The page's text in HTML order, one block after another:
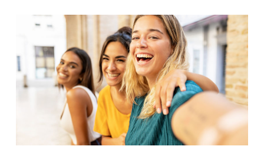
Blog
de